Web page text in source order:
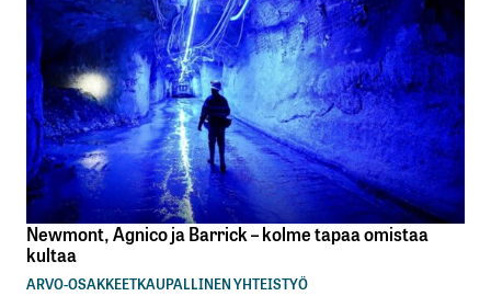
Newmont, Agnico ja Barrick – kolme tapaa omistaa
kultaa
ARVO-OSAKKEETKAUPALLINEN YHTEISTYÖ